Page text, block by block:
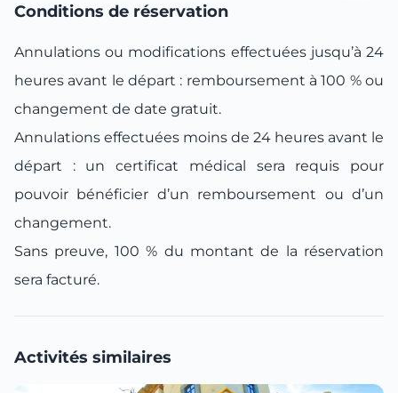
Conditions de réservation
Annulations ou modifications effectuées jusqu’à 24
heures avant le départ : remboursement à 100 % ou
changement de date gratuit.
Annulations effectuées moins de 24 heures avant le
départ : un certificat médical sera requis pour
pouvoir bénéficier d’un remboursement ou d’un
changement.
Sans preuve, 100 % du montant de la réservation
sera facturé.
Activités similaires